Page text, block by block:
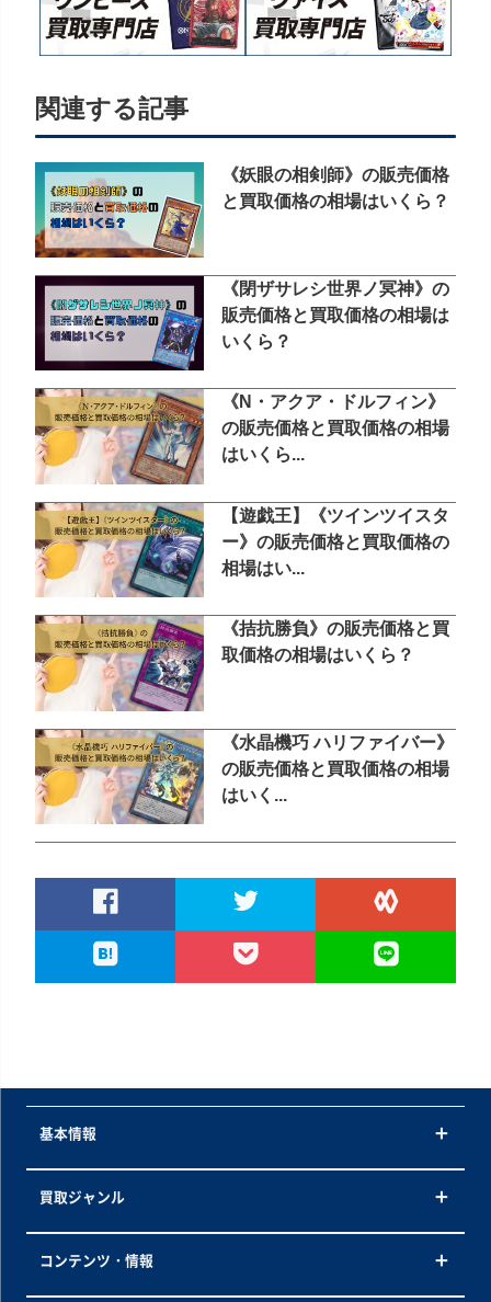
関連する記事
《妖眼の相剣師》の販売価格
と買取価格の相場はいくら？
《閉ザサレシ世界ノ冥神》の
販売価格と買取価格の相場は
いくら？
《N・アクア・ドルフィン》
の販売価格と買取価格の相場
はいくら...
【遊戯王】《ツインツイスタ
ー》の販売価格と買取価格の
相場はい...
《拮抗勝負》の販売価格と買
取価格の相場はいくら？
《水晶機巧 ハリファイバー》
の販売価格と買取価格の相場
はいく...
基本情報
買取ジャンル
コンテンツ・情報